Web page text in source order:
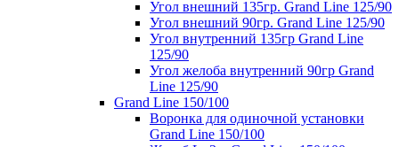
Угол внешний 135гр. Grand Line 125/90
Угол внешний 90гр. Grand Line 125/90
Угол внутренний 135гр Grand Line
125/90
Угол желоба внутренний 90гр Grand
Line 125/90
Grand Line 150/100
Воронка для одиночной установки
Grand Line 150/100